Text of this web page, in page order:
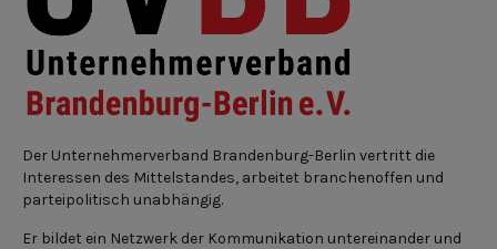
Der Unternehmerverband Brandenburg-Berlin vertritt die
Interessen des Mittelstandes, arbeitet branchenoffen und
parteipolitisch unabhängig.
Er bildet ein Netzwerk der Kommunikation untereinander und